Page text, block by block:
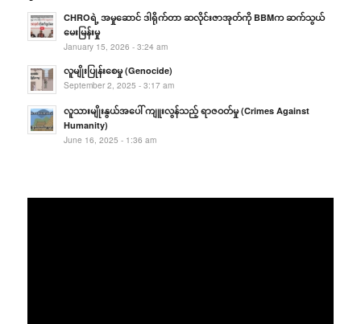
CHROရဲ့ အမှုဆောင် ဒါရိုက်တာ ဆလိုင်းဇာအုတ်ကို BBMက ဆက်သွယ်
မေးမြန်းမှု
January 15, 2026 - 3:24 am
လူမျိုးပြုန်းစေမှု (Genocide)
September 2, 2025 - 3:17 am
လူသားမျိုးနွယ်အပေါ် ကျူးလွန်သည့် ရာဇဝတ်မှု (Crimes Against
Humanity)
June 16, 2025 - 1:36 am